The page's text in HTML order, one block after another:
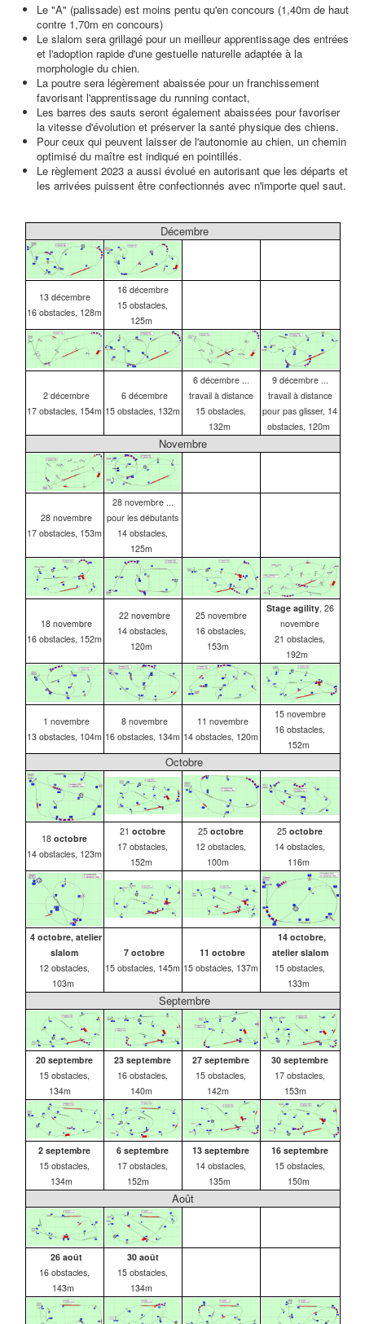
Le "A" (palissade) est moins pentu qu'en concours (1,40m de haut
contre 1,70m en concours)
Le slalom sera grillagé pour un meilleur apprentissage des entrées
et l'adoption rapide d'une gestuelle naturelle adaptée à la
morphologie du chien.
La poutre sera légèrement abaissée pour un franchissement
favorisant l'apprentissage du running contact,
Les barres des sauts seront également abaissées pour favoriser
la vitesse d'évolution et préserver la santé physique des chiens.
Pour ceux qui peuvent laisser de l'autonomie au chien, un chemin
optimisé du maître est indiqué en pointillés.
Le règlement 2023 a aussi évolué en autorisant que les départs et
les arrivées puissent être confectionnés avec n'importe quel saut.
Décembre
13décembre
16 obstacles, 128m
16décembre
15 obstacles,
125m
2 décembre
17 obstacles, 154m
6 décembre
15 obstacles, 132m
6 décembre ...
travail à distance
15 obstacles,
132m
9 décembre ...
travail à distance
pour pas glisser, 14
obstacles, 120m
Novembre
28 novembre
17 obstacles, 153m
28 novembre ...
pour les débutants
14 obstacles,
125m
18 novembre
16 obstacles, 152m
22 novembre
14 obstacles,
120m
25 novembre
16 obstacles,
153m
Stage agility, 26
novembre
21 obstacles,
192m
1 novembre
13 obstacles, 104m
8 novembre
16 obstacles, 134m
11 novembre
14 obstacles, 120m
15 novembre
16 obstacles,
152m
Octobre
18 octobre
14 obstacles, 123m
21 octobre
17 obstacles,
152m
25 octobre
12 obstacles,
100m
25 octobre
14 obstacles,
116m
4 octobre, atelier
slalom
12 obstacles,
103m
7 octobre
15 obstacles, 145m
11 octobre
15 obstacles, 137m
14 octobre,
atelier slalom
15 obstacles,
133m
Septembre
20 septembre
15 obstacles,
134m
23 septembre
16 obstacles,
140m
27 septembre
15 obstacles,
142m
30 septembre
17 obstacles,
153m
2 septembre
15 obstacles,
134m
6 septembre
17 obstacles,
152m
13 septembre
14 obstacles,
135m
16 septembre
15 obstacles,
150m
Août
26 août
16 obstacles,
143m
30 août
15 obstacles,
134m